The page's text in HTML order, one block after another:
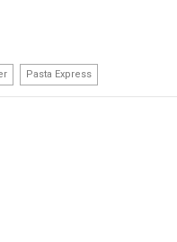
Pasta Express